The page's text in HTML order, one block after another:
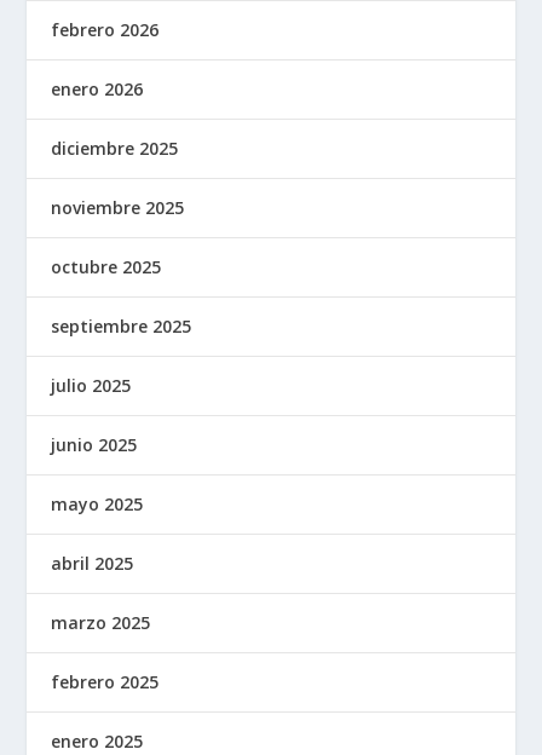
febrero 2026
enero 2026
diciembre 2025
noviembre 2025
octubre 2025
septiembre 2025
julio 2025
junio 2025
mayo 2025
abril 2025
marzo 2025
febrero 2025
enero 2025